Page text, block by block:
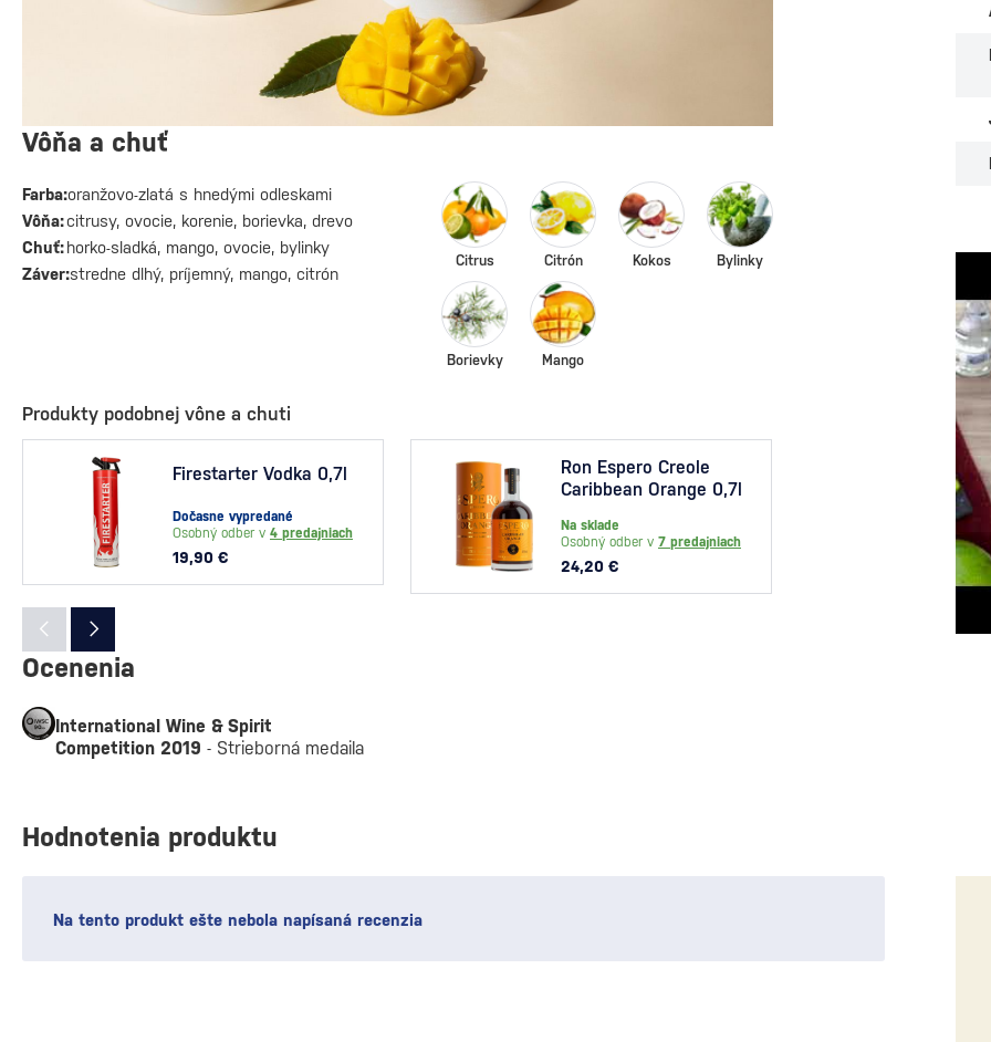
Vôňa a chuť
Farba:oranžovo-zlatá s hnedými odleskami
Vôňa:citrusy, ovocie, korenie, borievka, drevo
Chuť:horko-sladká, mango, ovocie, bylinky
Záver:stredne dlhý, príjemný, mango, citrón
Citrus Citrón Kokos Bylinky
Borievky Mango
Produkty podobnej vône a chuti
Firestarter Vodka 0,7l
Dočasne vypredané
Osobný odber v 4 predajniach
19,90 €
Ron Espero Creole
Caribbean Orange 0,7l
Na sklade
Osobný odber v 7 predajniach
24,20 €
Na
Ocenenia
International Wine & Spirit
Competition 2019 - Strieborná medaila
Hodnotenia produktu
Na tento produkt ešte nebola napísaná recenzia